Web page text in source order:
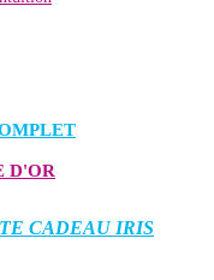
D'OR
CADEAU IRIS